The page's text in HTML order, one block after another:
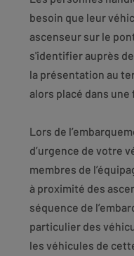
besoin que leur
ascenseur sur le
s'identifier auprès
la présentation au
alors placé dans
Lors de
d’urgence de votre
membres de
à proximité des
séquence de
particulier des
les véhicules de